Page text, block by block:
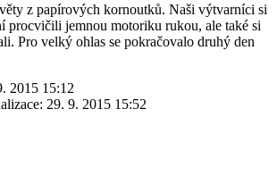
z papírových kornoutků. Naši výtvarníci si
procvičili jemnou motoriku rukou, ale také si
Pro velký ohlas se pokračovalo druhý den
2015 15:12
29. 9. 2015 15:52